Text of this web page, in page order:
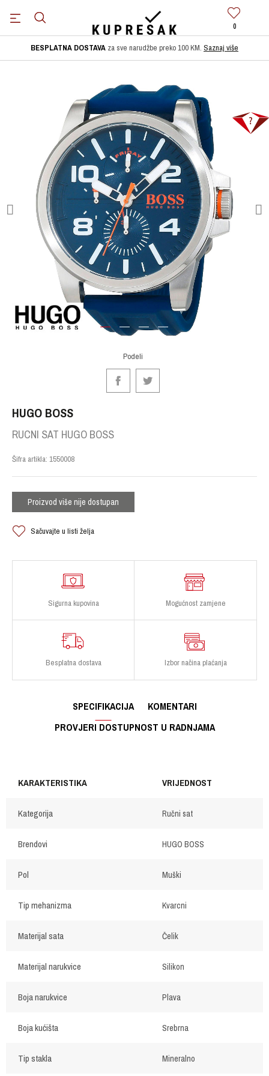
0
BESPLATNA DOSTAVA za sve narudžbe preko 100 KM. Saznaj više
1 2 3 4
Podeli
HUGO BOSS
RUCNI SAT HUGO BOSS
Šifra artikla: 1550008
Proizvod više nije dostupan
Sačuvajte u listi želja
Sigurna kupovina Mogućnost zamjene
Besplatna dostava Izbor načina plaćanja
SPECIFIKACIJA
KOMENTARI
PROVJERI DOSTUPNOST U RADNJAMA
KARAKTERISTIKA VRIJEDNOST
Kategorija Ručni sat
Brendovi HUGO BOSS
Pol Muški
Tip mehanizma Kvarcni
Materijal sata Čelik
Materijal narukvice Silikon
Boja narukvice Plava
Boja kućišta Srebrna
Tip stakla Mineralno